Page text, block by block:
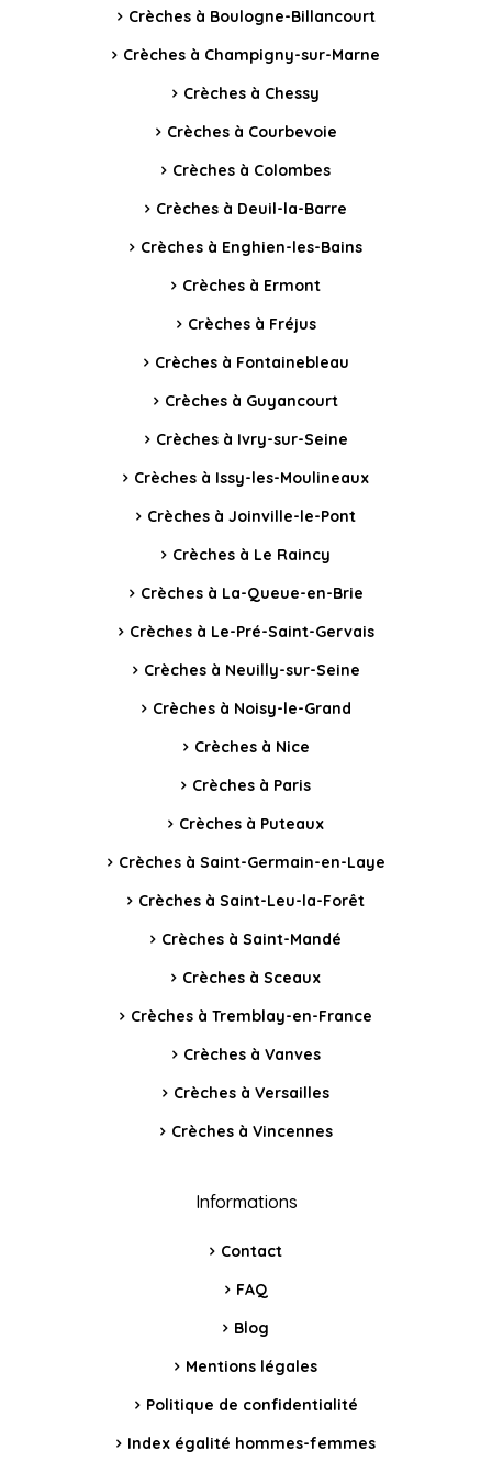
Crèches à Boulogne-Billancourt
Crèches à Champigny-sur-Marne
Crèches à Chessy
Crèches à Courbevoie
Crèches à Colombes
Crèches à Deuil-la-Barre
Crèches à Enghien-les-Bains
Crèches à Ermont
Crèches à Fréjus
Crèches à Fontainebleau
Crèches à Guyancourt
Crèches à Ivry-sur-Seine
Crèches à Issy-les-Moulineaux
Crèches à Joinville-le-Pont
Crèches à Le Raincy
Crèches à La-Queue-en-Brie
Crèches à Le-Pré-Saint-Gervais
Crèches à Neuilly-sur-Seine
Crèches à Noisy-le-Grand
Crèches à Nice
Crèches à Paris
Crèches à Puteaux
Crèches à Saint-Germain-en-Laye
Crèches à Saint-Leu-la-Forêt
Crèches à Saint-Mandé
Crèches à Sceaux
Crèches à Tremblay-en-France
Crèches à Vanves
Crèches à Versailles
Crèches à Vincennes
Informations
Contact
FAQ
Blog
Mentions légales
Politique de confidentialité
Index égalité hommes-femmes